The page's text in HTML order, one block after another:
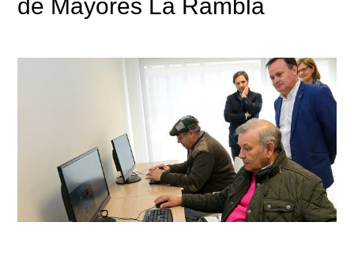
de Mayores La Rambla